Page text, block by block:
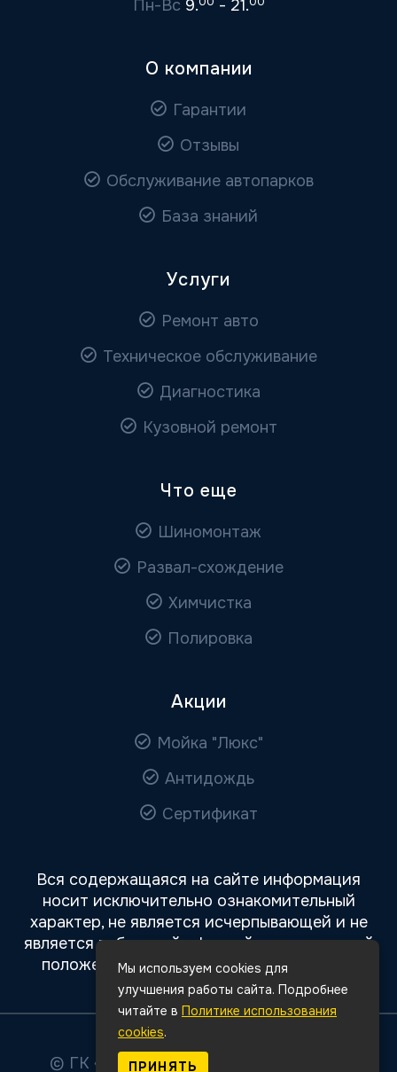
Пн-Вс 9. - 21.
О компании
Гарантии
Отзывы
Обслуживание автопарков
База знаний
Услуги
Ремонт авто
Техническое обслуживание
Диагностика
Кузовной ремонт
Что еще
Шиномонтаж
Развал-схождение
Химчистка
Полировка
Акции
Мойка "Люкс"
Антидождь
Сертификат
Вся содержащаяся на сайте информация
носит исключительно ознакомительный
характер, не является исчерпывающей и не
является публичной офертой, определяемой
положениями статьи 437 Гражданского
кодекса РФ.
© ГК «Авто Премиум»
Мы используем cookies для
улучшения работы сайта. Подробнее
читайте в Политике использования
cookies.
ПРИНЯТЬ